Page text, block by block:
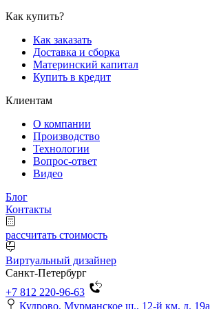
Как купить?
Как заказать
Доставка и сборка
Материнский капитал
Купить в кредит
Клиентам
О компании
Производство
Технологии
Вопрос-ответ
Видео
Блог
Контакты
рассчитать стоимость
Виртуальный дизайнер
Санкт-Петербург
+7 812 220-96-63
Кудрово, Мурманское ш., 12-й км, д. 19a